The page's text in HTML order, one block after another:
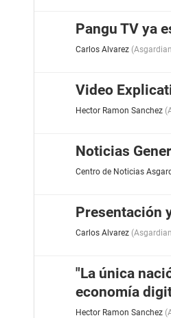
Pangu TV ya
Carlos Alvarez (Asgardian
Video
Hector Ramon Sanchez (
Noticias
Centro de Noticias
Presentación
Carlos Alvarez (Asgardian
"La única
economía
Hector Ramon Sanchez (